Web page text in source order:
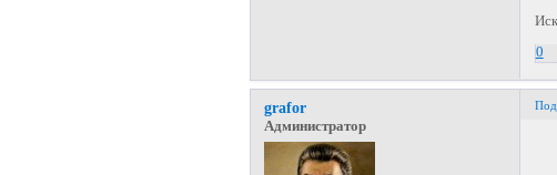
0
grafor
Администратор